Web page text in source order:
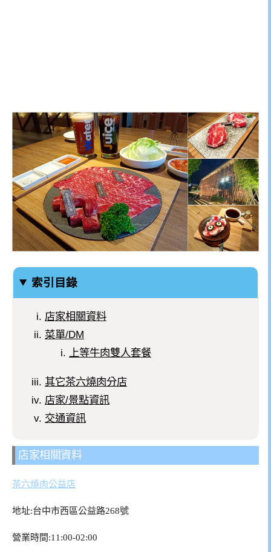
索引目錄
店家相關資料
菜單/DM
上等牛肉雙人套餐
其它茶六燒肉分店
店家/景點資訊
交通資訊
店家相關資料
茶六燒肉公益店
地址:台中市西區公益路268號
營業時間:11:00-02:00